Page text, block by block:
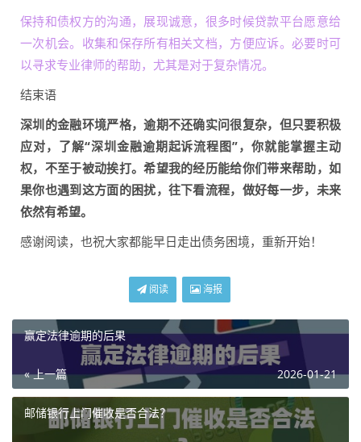
保持和债权方的沟通，展现诚意，很多时候贷款平台愿意给
一次机会。收集和保存所有相关文档，方便应诉。必要时可
以寻求专业律师的帮助，尤其是对于复杂情况。
结束语
深圳的金融环境严格，逾期不还确实问很复杂，但只要积极
应对，了解“深圳金融逾期起诉流程图”，你就能掌握主动
权，不至于被动挨打。希望我的经历能给你们带来帮助，如
果你也遇到这方面的困扰，往下看流程，做好每一步，未来
依然有希望。
感谢阅读，也祝大家都能早日走出债务困境，重新开始！
阅读 海报
赢定法律逾期的后果
« 上一篇 2026-01-21
邮储银行上门催收是否合法？